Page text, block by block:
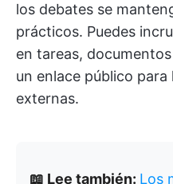
los debates se
prácticos. Puedes
en tareas,
un enlace público
externas.
📖 Lee también: Los